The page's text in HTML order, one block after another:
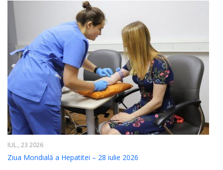
IUL., 23 2026
Ziua Mondială a Hepatitei – 28 iulie 2026